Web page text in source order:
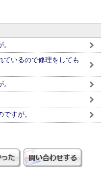
ているので修理をしても
すが。